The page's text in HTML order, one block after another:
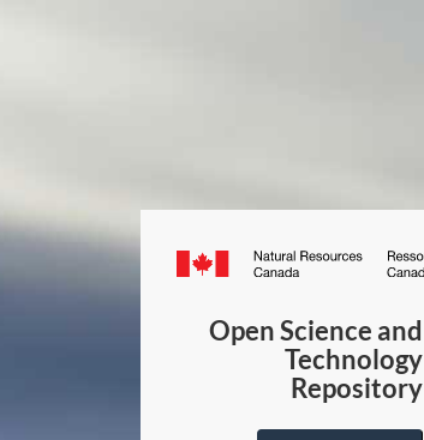
Canada.ca
Open Science and
Technology
Repository